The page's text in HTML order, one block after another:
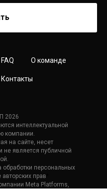
FAQ О команде
Контакты
2026
интеллектуальной
компании.
на сайте, несет
не является публичной
обработки персональных
прав
Meta Platforms,